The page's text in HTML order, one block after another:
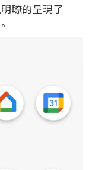
瞭的呈現了